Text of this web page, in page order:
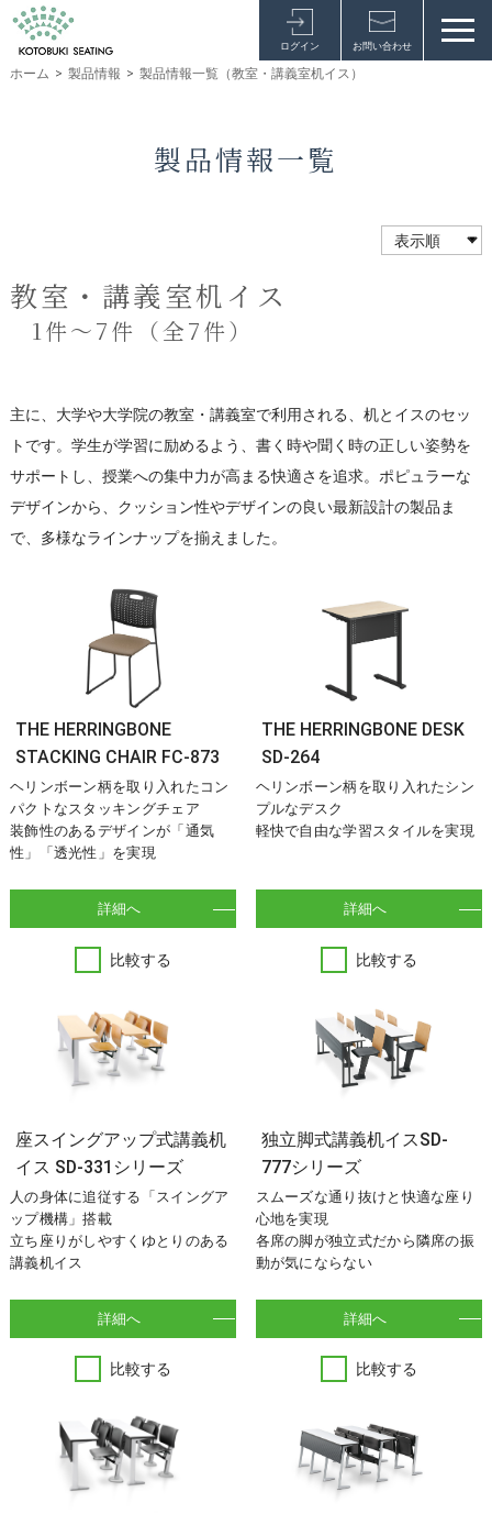
ログイン お問い合わせ
ホーム > 製品情報 > 製品情報一覧（教室・講義室机イス）
製品情報一覧
教室・講義室机イス
1件～7件（全7件）
主に、大学や大学院の教室・講義室で利用される、机とイスのセッ
トです。学生が学習に励めるよう、書く時や聞く時の正しい姿勢を
サポートし、授業への集中力が高まる快適さを追求。ポピュラーな
デザインから、クッション性やデザインの良い最新設計の製品ま
で、多様なラインナップを揃えました。
THE HERRINGBONE
STACKING CHAIR FC-873
ヘリンボーン柄を取り入れたコン
パクトなスタッキングチェア
装飾性のあるデザインが「通気
性」「透光性」を実現
詳細へ
比較する
THE HERRINGBONE DESK
SD-264
ヘリンボーン柄を取り入れたシン
プルなデスク
軽快で自由な学習スタイルを実現
詳細へ
比較する
座スイングアップ式講義机
イス SD-331シリーズ
人の身体に追従する「スイングア
ップ機構」搭載
立ち座りがしやすくゆとりのある
講義机イス
詳細へ
比較する
独立脚式講義机イスSD-
777シリーズ
スムーズな通り抜けと快適な座り
心地を実現
各席の脚が独立式だから隣席の振
動が気にならない
詳細へ
比較する